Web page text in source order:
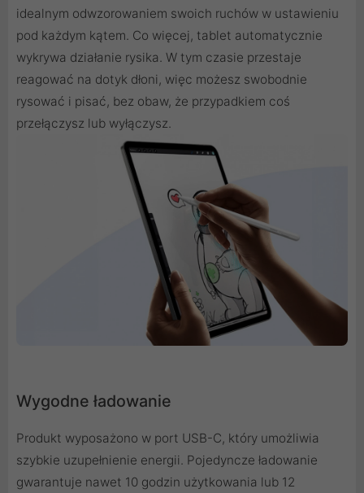
idealnym odwzorowaniem swoich ruchów w ustawieniu
pod każdym kątem. Co więcej, tablet automatycznie
wykrywa działanie rysika. W tym czasie przestaje
reagować na dotyk dłoni, więc możesz swobodnie
rysować i pisać, bez obaw, że przypadkiem coś
przełączysz lub wyłączysz.
Wygodne ładowanie
Produkt wyposażono w port USB-C, który umożliwia
szybkie uzupełnienie energii. Pojedyncze ładowanie
gwarantuje nawet 10 godzin użytkowania lub 12